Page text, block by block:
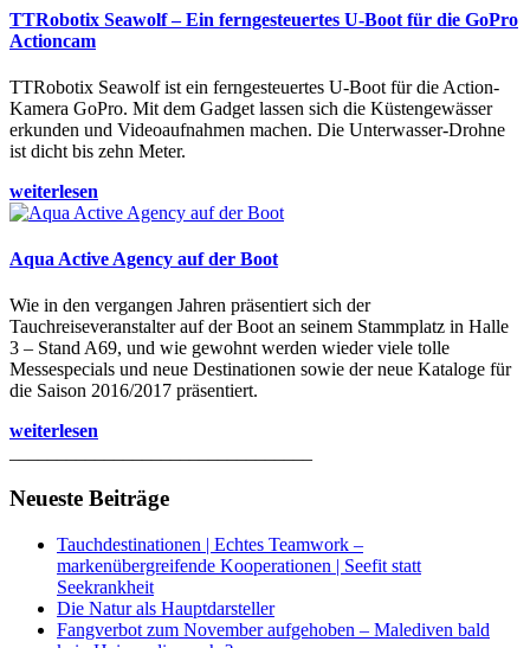
TTRobotix Seawolf – Ein ferngesteuertes U-Boot für die GoPro
Actioncam
TTRobotix Seawolf ist ein ferngesteuertes U-Boot für die Action-
Kamera GoPro. Mit dem Gadget lassen sich die Küstengewässer
erkunden und Videoaufnahmen machen. Die Unterwasser-Drohne
ist dicht bis zehn Meter.
weiterlesen
Aqua Active Agency auf der Boot
Wie in den vergangen Jahren präsentiert sich der
Tauchreiseveranstalter auf der Boot an seinem Stammplatz in Halle
3 – Stand A69, und wie gewohnt werden wieder viele tolle
Messespecials und neue Destinationen sowie der neue Kataloge für
die Saison 2016/2017 präsentiert.
weiterlesen
Neueste Beiträge
Tauchdestinationen | Echtes Teamwork –
markenübergreifende Kooperationen | Seefit statt
Seekrankheit
Die Natur als Hauptdarsteller
Fangverbot zum November aufgehoben – Malediven bald